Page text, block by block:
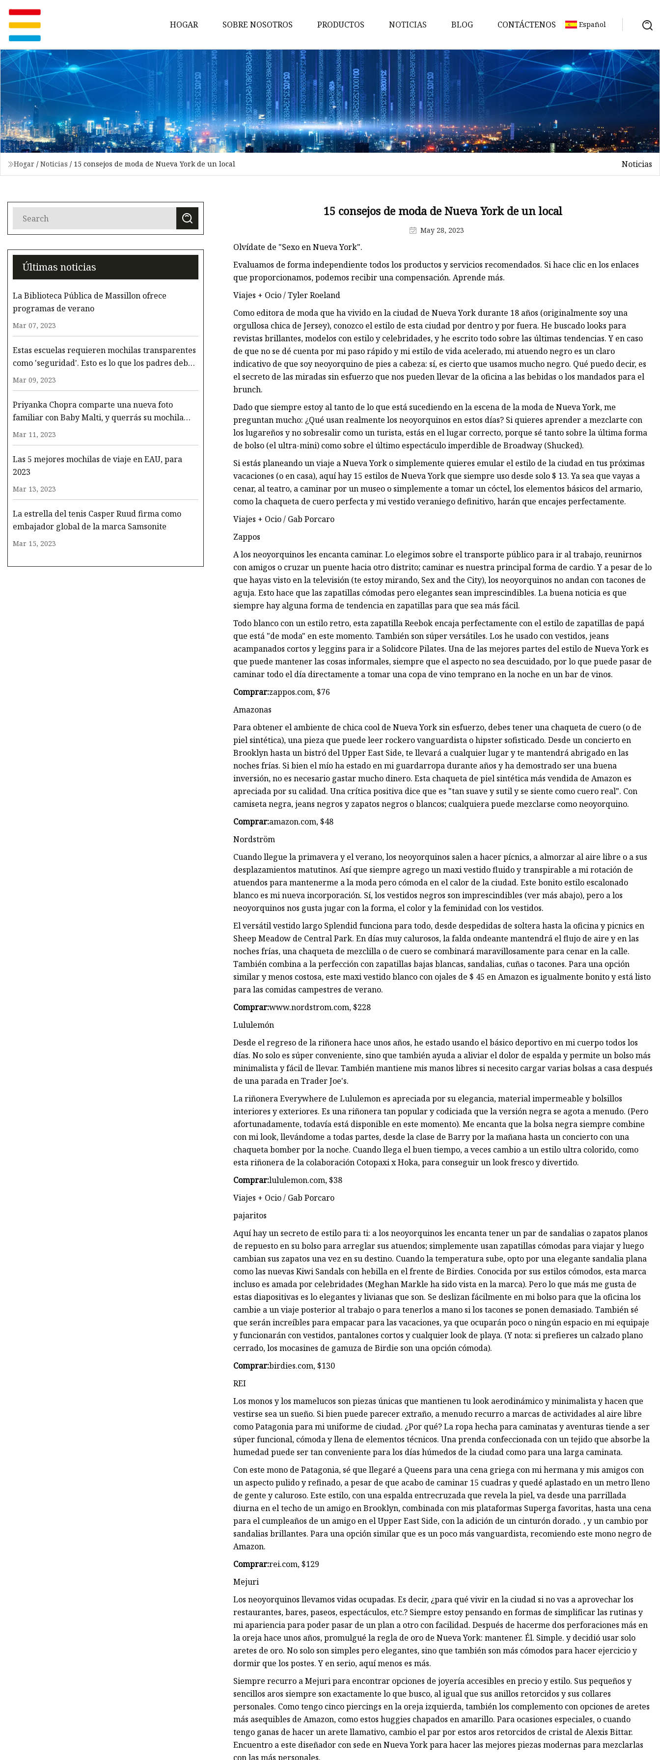
HOGAR SOBRE NOSOTROS PRODUCTOS
Mochila
Mochila al aire libre
Mochila de negocios
Mochila adolescente
Mochila deportiva
Mochila estilo de vida
Mochila para niños
Bolsa de viaje con ruedas
Bolsa deportiva
Mochila escolar para niños
Bolsa de deporte de equipo
NOTICIAS BLOG CONTÁCTENOS Español
Hogar / Noticias / 15 consejos de moda de Nueva York de un local Noticias
Últimas noticias
La Biblioteca Pública de Massillon ofrece
programas de verano
Mar 07, 2023
Estas escuelas requieren mochilas transparentes
como 'seguridad'. Esto es lo que los padres deben
saber.
Mar 09, 2023
Priyanka Chopra comparte una nueva foto
familiar con Baby Malti, y querrás su mochila
para la temporada de picnic
Mar 11, 2023
Las 5 mejores mochilas de viaje en EAU, para
2023
Mar 13, 2023
La estrella del tenis Casper Ruud firma como
embajador global de la marca Samsonite
Mar 15, 2023
15 consejos de moda de Nueva York de un local
May 28, 2023
Olvídate de "Sexo en Nueva York".
Evaluamos de forma independiente todos los productos y servicios recomendados. Si hace clic en los enlaces
que proporcionamos, podemos recibir una compensación. Aprende más.
Viajes + Ocio / Tyler Roeland
Como editora de moda que ha vivido en la ciudad de Nueva York durante 18 años (originalmente soy una
orgullosa chica de Jersey), conozco el estilo de esta ciudad por dentro y por fuera. He buscado looks para
revistas brillantes, modelos con estilo y celebridades, y he escrito todo sobre las últimas tendencias. Y en caso
de que no se dé cuenta por mi paso rápido y mi estilo de vida acelerado, mi atuendo negro es un claro
indicativo de que soy neoyorquino de pies a cabeza: sí, es cierto que usamos mucho negro. Qué puedo decir, es
el secreto de las miradas sin esfuerzo que nos pueden llevar de la oficina a las bebidas o los mandados para el
brunch.
Dado que siempre estoy al tanto de lo que está sucediendo en la escena de la moda de Nueva York, me
preguntan mucho: ¿Qué usan realmente los neoyorquinos en estos días? Si quieres aprender a mezclarte con
los lugareños y no sobresalir como un turista, estás en el lugar correcto, porque sé tanto sobre la última forma
de bolso (el ultra-mini) como sobre el último espectáculo imperdible de Broadway (Shucked).
Si estás planeando un viaje a Nueva York o simplemente quieres emular el estilo de la ciudad en tus próximas
vacaciones (o en casa), aquí hay 15 estilos de Nueva York que siempre uso desde solo $ 13. Ya sea que vayas a
cenar, al teatro, a caminar por un museo o simplemente a tomar un cóctel, los elementos básicos del armario,
como la chaqueta de cuero perfecta y mi vestido veraniego definitivo, harán que encajes perfectamente.
Viajes + Ocio / Gab Porcaro
Zappos
A los neoyorquinos les encanta caminar. Lo elegimos sobre el transporte público para ir al trabajo, reunirnos
con amigos o cruzar un puente hacia otro distrito; caminar es nuestra principal forma de cardio. Y a pesar de lo
que hayas visto en la televisión (te estoy mirando, Sex and the City), los neoyorquinos no andan con tacones de
aguja. Esto hace que las zapatillas cómodas pero elegantes sean imprescindibles. La buena noticia es que
siempre hay alguna forma de tendencia en zapatillas para que sea más fácil.
Todo blanco con un estilo retro, esta zapatilla Reebok encaja perfectamente con el estilo de zapatillas de papá
que está "de moda" en este momento. También son súper versátiles. Los he usado con vestidos, jeans
acampanados cortos y leggins para ir a Solidcore Pilates. Una de las mejores partes del estilo de Nueva York es
que puede mantener las cosas informales, siempre que el aspecto no sea descuidado, por lo que puede pasar de
caminar todo el día directamente a tomar una copa de vino temprano en la noche en un bar de vinos.
Comprar:zappos.com, $76
Amazonas
Para obtener el ambiente de chica cool de Nueva York sin esfuerzo, debes tener una chaqueta de cuero (o de
piel sintética), una pieza que puede leer rockero vanguardista o hipster sofisticado. Desde un concierto en
Brooklyn hasta un bistró del Upper East Side, te llevará a cualquier lugar y te mantendrá abrigado en las
noches frías. Si bien el mío ha estado en mi guardarropa durante años y ha demostrado ser una buena
inversión, no es necesario gastar mucho dinero. Esta chaqueta de piel sintética más vendida de Amazon es
apreciada por su calidad. Una crítica positiva dice que es "tan suave y sutil y se siente como cuero real". Con
camiseta negra, jeans negros y zapatos negros o blancos; cualquiera puede mezclarse como neoyorquino.
Comprar:amazon.com, $48
Nordström
Cuando llegue la primavera y el verano, los neoyorquinos salen a hacer pícnics, a almorzar al aire libre o a sus
desplazamientos matutinos. Así que siempre agrego un maxi vestido fluido y transpirable a mi rotación de
atuendos para mantenerme a la moda pero cómoda en el calor de la ciudad. Este bonito estilo escalonado
blanco es mi nueva incorporación. Sí, los vestidos negros son imprescindibles (ver más abajo), pero a los
neoyorquinos nos gusta jugar con la forma, el color y la feminidad con los vestidos.
El versátil vestido largo Splendid funciona para todo, desde despedidas de soltera hasta la oficina y picnics en
Sheep Meadow de Central Park. En días muy calurosos, la falda ondeante mantendrá el flujo de aire y en las
noches frías, una chaqueta de mezclilla o de cuero se combinará maravillosamente para cenar en la calle.
También combina a la perfección con zapatillas bajas blancas, sandalias, cuñas o tacones. Para una opción
similar y menos costosa, este maxi vestido blanco con ojales de $ 45 en Amazon es igualmente bonito y está listo
para las comidas campestres de verano.
Comprar:www.nordstrom.com, $228
Lululemón
Desde el regreso de la riñonera hace unos años, he estado usando el básico deportivo en mi cuerpo todos los
días. No solo es súper conveniente, sino que también ayuda a aliviar el dolor de espalda y permite un bolso más
minimalista y fácil de llevar. También mantiene mis manos libres si necesito cargar varias bolsas a casa después
de una parada en Trader Joe's.
La riñonera Everywhere de Lululemon es apreciada por su elegancia, material impermeable y bolsillos
interiores y exteriores. Es una riñonera tan popular y codiciada que la versión negra se agota a menudo. (Pero
afortunadamente, todavía está disponible en este momento). Me encanta que la bolsa negra siempre combine
con mi look, llevándome a todas partes, desde la clase de Barry por la mañana hasta un concierto con una
chaqueta bomber por la noche. Cuando llega el buen tiempo, a veces cambio a un estilo ultra colorido, como
esta riñonera de la colaboración Cotopaxi x Hoka, para conseguir un look fresco y divertido.
Comprar:lululemon.com, $38
Viajes + Ocio / Gab Porcaro
pajaritos
Aquí hay un secreto de estilo para ti: a los neoyorquinos les encanta tener un par de sandalias o zapatos planos
de repuesto en su bolso para arreglar sus atuendos; simplemente usan zapatillas cómodas para viajar y luego
cambian sus zapatos una vez en su destino. Cuando la temperatura sube, opto por una elegante sandalia plana
como las nuevas Kiwi Sandals con hebilla en el frente de Birdies. Conocida por sus estilos cómodos, esta marca
incluso es amada por celebridades (Meghan Markle ha sido vista en la marca). Pero lo que más me gusta de
estas diapositivas es lo elegantes y livianas que son. Se deslizan fácilmente en mi bolso para que la oficina los
cambie a un viaje posterior al trabajo o para tenerlos a mano si los tacones se ponen demasiado. También sé
que serán increíbles para empacar para las vacaciones, ya que ocuparán poco o ningún espacio en mi equipaje
y funcionarán con vestidos, pantalones cortos y cualquier look de playa. (Y nota: si prefieres un calzado plano
cerrado, los mocasines de gamuza de Birdie son una opción cómoda).
Comprar:birdies.com, $130
REI
Los monos y los mamelucos son piezas únicas que mantienen tu look aerodinámico y minimalista y hacen que
vestirse sea un sueño. Si bien puede parecer extraño, a menudo recurro a marcas de actividades al aire libre
como Patagonia para mi uniforme de ciudad. ¿Por qué? La ropa hecha para caminatas y aventuras tiende a ser
súper funcional, cómoda y llena de elementos técnicos. Una prenda confeccionada con un tejido que absorbe la
humedad puede ser tan conveniente para los días húmedos de la ciudad como para una larga caminata.
Con este mono de Patagonia, sé que llegaré a Queens para una cena griega con mi hermana y mis amigos con
un aspecto pulido y refinado, a pesar de que acabo de caminar 15 cuadras y quedé aplastado en un metro lleno
de gente y caluroso. Este estilo, con una espalda entrecruzada que revela la piel, va desde una parrillada
diurna en el techo de un amigo en Brooklyn, combinada con mis plataformas Superga favoritas, hasta una cena
para el cumpleaños de un amigo en el Upper East Side, con la adición de un cinturón dorado. , y un cambio por
sandalias brillantes. Para una opción similar que es un poco más vanguardista, recomiendo este mono negro de
Amazon.
Comprar:rei.com, $129
Mejuri
Los neoyorquinos llevamos vidas ocupadas. Es decir, ¿para qué vivir en la ciudad si no vas a aprovechar los
restaurantes, bares, paseos, espectáculos, etc.? Siempre estoy pensando en formas de simplificar las rutinas y
mi apariencia para poder pasar de un plan a otro con facilidad. Después de hacerme dos perforaciones más en
la oreja hace unos años, promulgué la regla de oro de Nueva York: mantener. Él. Simple. y decidió usar solo
aretes de oro. No solo son simples pero elegantes, sino que también son más cómodos para hacer ejercicio y
dormir que los postes. Y en serio, aquí menos es más.
Siempre recurro a Mejuri para encontrar opciones de joyería accesibles en precio y estilo. Sus pequeños y
sencillos aros siempre son exactamente lo que busco, al igual que sus anillos retorcidos y sus collares
personales. Como tengo cinco piercings en la oreja izquierda, también los complemento con opciones de aretes
más asequibles de Amazon, como estos huggies chapados en amarillo. Para ocasiones especiales, o cuando
tengo ganas de hacer un arete llamativo, cambio el par por estos aros retorcidos de cristal de Alexis Bittar.
Encuentro a este diseñador con sede en Nueva York para hacer las mejores piezas modernas para mezclarlas
con las más personales.